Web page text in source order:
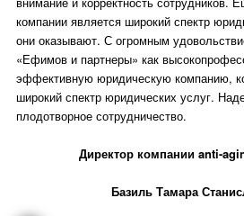
компании является широкий спектр
они оказывают. С огромным
«Ефимов и партнеры» как
эффективную юридическую компанию,
широкий спектр юридических услуг.
плодотворное сотрудничество.
Директор компании anti-
Базиль Тамара